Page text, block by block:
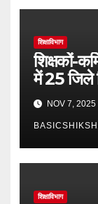
शिक्षाविभाग
शिक्षकों-
में 25 जिले
NOV 7, 2025
शिक्षाविभाग